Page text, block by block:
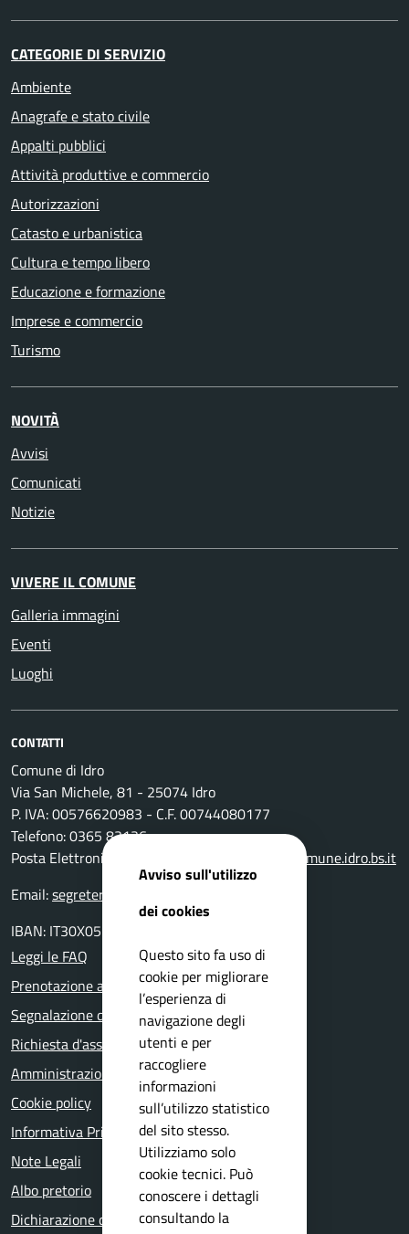
CATEGORIE DI SERVIZIO
Ambiente
Anagrafe e stato civile
Appalti pubblici
Attività produttive e commercio
Autorizzazioni
Catasto e urbanistica
Cultura e tempo libero
Educazione e formazione
Imprese e commercio
Turismo
NOVITÀ
Avvisi
Comunicati
Notizie
VIVERE IL COMUNE
Galleria immagini
Eventi
Luoghi
CONTATTI
Comune di Idro
Via San Michele, 81 - 25074 Idro
P. IVA: 00576620983 - C.F. 00744080177
Telefono: 0365 83136
Posta Elettronica Certificata:
protocollo@pec.comune.idro.bs.it
Email:segreteria@comune.idro.bs.it
IBAN: IT30X0511655390000000000500
Leggi le FAQ
Prenotazione appuntamento
Segnalazione disservizio
Richiesta d'assistenza
Amministrazione trasparente
Cookie policy
Informativa Privacy
Note Legali
Albo pretorio
Dichiarazione di accessibilità
Avviso sull'utilizzo
dei cookies
Questo sito fa uso di
cookie per migliorare
l’esperienza di
navigazione degli
utenti e per
raccogliere
informazioni
sull’utilizzo statistico
del sito stesso.
Utilizziamo solo
cookie tecnici. Può
conoscere i dettagli
consultando la